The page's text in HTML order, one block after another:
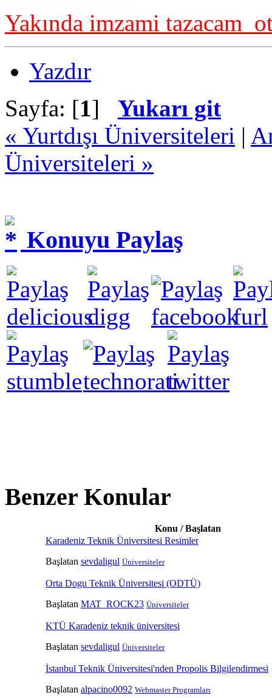
Yakında imzami tazacam
Yazdır
Sayfa: [1] Yukarı git
« Yurtdışı Üniversiteleri |
Üniversiteleri »
Konuyu Paylaş
Benzer Konular
Konu / Başlatan
Karadeniz Teknik Üniversitesi Resimler
Başlatan sevdaligul Üniversiteler
Orta Dogu Teknik Üniversitesi (ODTÜ)
Başlatan MAT_ROCK23 Üniversiteler
KTÜ Karadeniz teknik üniversitesi
Başlatan sevdaligul Üniversiteler
İstanbul Teknik Üniversitesi'nden Propolis Bilgilendirmesi
Başlatan alpacino0092 Webmaster Programları